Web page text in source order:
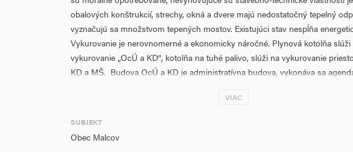
obalových konštrukcií, strechy, okná a dvere majú nedostatočný tepelný
vyznačujú sa množstvom tepených mostov. Existujúci stav nespĺňa
Vykurovanie je nerovnomerné a ekonomicky náročné. Plynová kotolňa slúži
vykurovanie „OcÚ a KD“, kotolňa na tuhé palivo, slúži na vykurovanie
KD a MŠ. Budova OcÚ a KD je administratívna budova, vykonáva sa
ŠC:
VIAC
SUBJEKT
Obec Malcov